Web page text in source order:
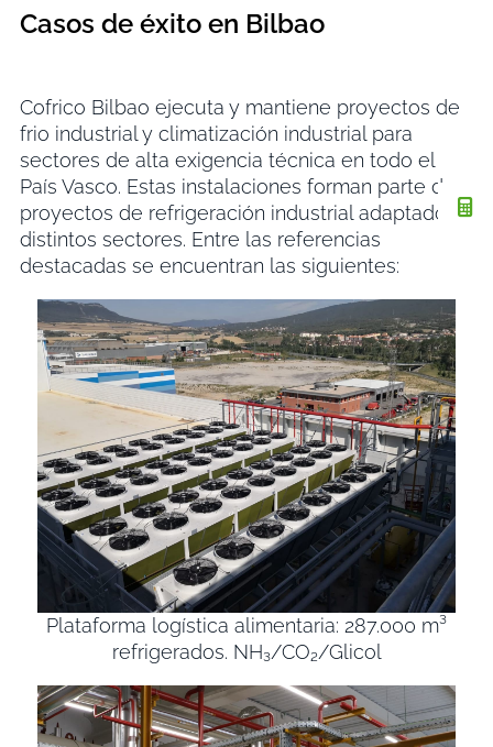
Casos de éxito en Bilbao
Cofrico Bilbao ejecuta y mantiene proyectos de
frio industrial y climatización industrial para
sectores de alta exigencia técnica en todo el
País Vasco. Estas instalaciones forman parte de
proyectos de refrigeración industrial adaptados a
distintos sectores. Entre las referencias
destacadas se encuentran las siguientes:
Plataforma logística alimentaria: 287.000 m³
refrigerados. NH₃/CO₂/Glicol